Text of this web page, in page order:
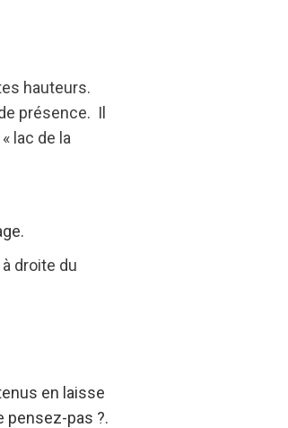
hauteurs.
présence. Il
lac de la
droite du
en laisse
pensez-pas ?.